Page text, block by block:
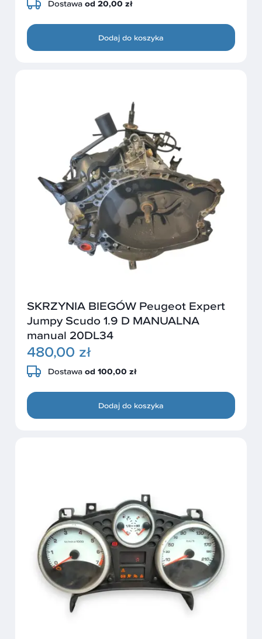
Dostawa od 20,00 zł
Dodaj do koszyka
SKRZYNIA BIEGÓW Peugeot Expert
Jumpy Scudo 1.9 D MANUALNA
manual 20DL34
480,00 zł
Dostawa od 100,00 zł
Dodaj do koszyka